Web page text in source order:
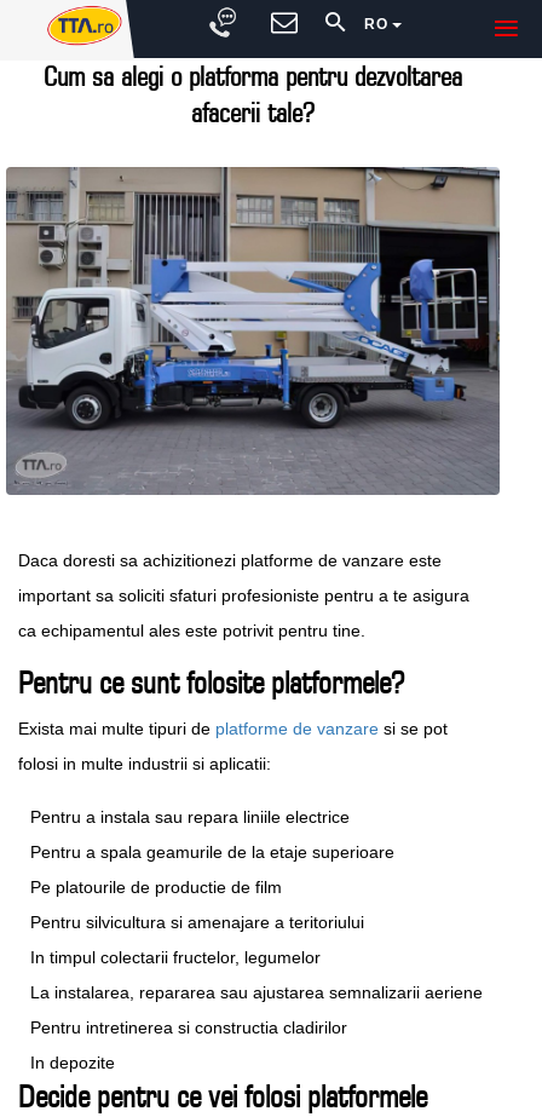
RO
Cum sa alegi o platforma pentru dezvoltarea
afacerii tale?
Daca doresti sa achizitionezi platforme de vanzare este
important sa soliciti sfaturi profesioniste pentru a te asigura
ca echipamentul ales este potrivit pentru tine.
Pentru ce sunt folosite platformele?
Exista mai multe tipuri de platforme de vanzare si se pot
folosi in multe industrii si aplicatii:
Pentru a instala sau repara liniile electrice
Pentru a spala geamurile de la etaje superioare
Pe platourile de productie de film
Pentru silvicultura si amenajare a teritoriului
In timpul colectarii fructelor, legumelor
La instalarea, repararea sau ajustarea semnalizarii aeriene
Pentru intretinerea si constructia cladirilor
In depozite
Decide pentru ce vei folosi platformele